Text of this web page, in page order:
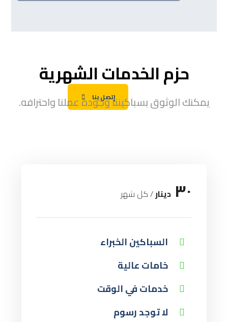
إتصل بنا
حزم الخدمات الشهرية
يمكنك الوثوق بسباكيننا وجودة عملنا واحترافه.
٣٠ دينار/ کل شهر
السباكين الخبراء
خامات عالية
خدمات في الوقت
لا توجد رسوم